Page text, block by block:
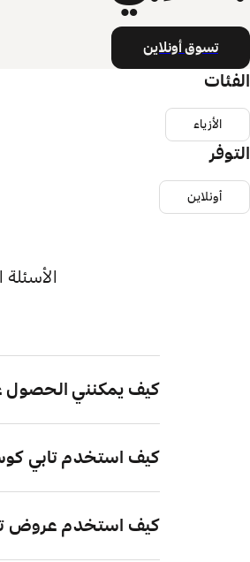
تسوق أونلاين
الفئات
الأزياء
التوفر
أونلاين
كيف يمكنني الحصول
كيف استخدم تابي
كيف استخدم عروض